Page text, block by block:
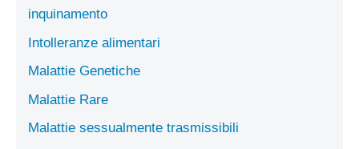
inquinamento
Intolleranze alimentari
Malattie Genetiche
Malattie Rare
Malattie sessualmente trasmissibili